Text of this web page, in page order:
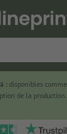
:disponibles
de la production.